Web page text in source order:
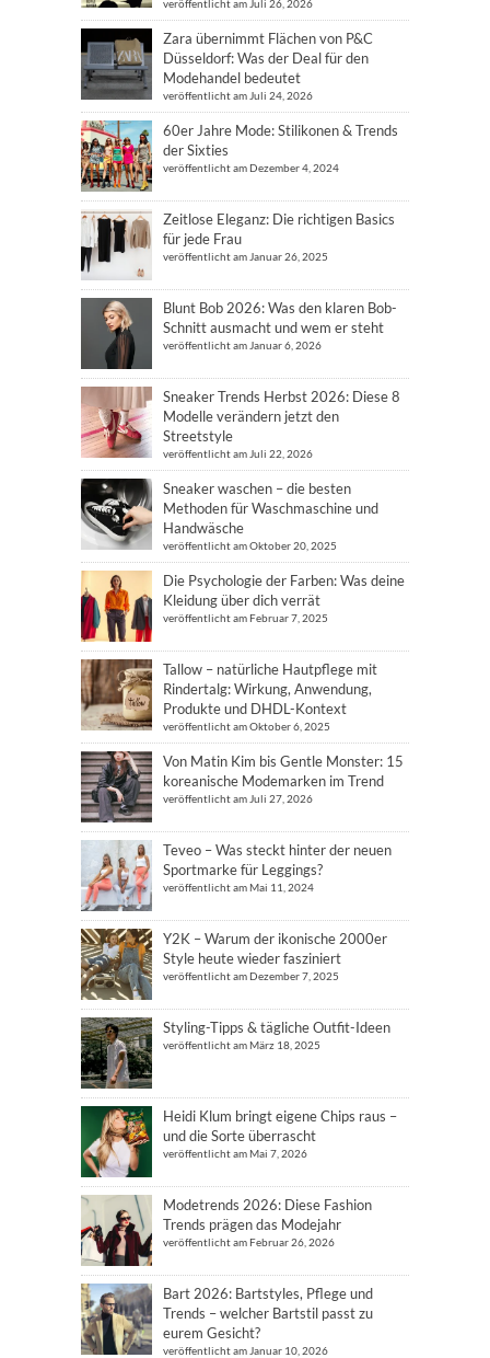
veröffentlicht am Juli 26, 2026
Zara übernimmt Flächen von P&C
Düsseldorf: Was der Deal für den
Modehandel bedeutet
veröffentlicht am Juli 24, 2026
60er Jahre Mode: Stilikonen & Trends
der Sixties
veröffentlicht am Dezember 4, 2024
Zeitlose Eleganz: Die richtigen Basics
für jede Frau
veröffentlicht am Januar 26, 2025
Blunt Bob 2026: Was den klaren Bob-
Schnitt ausmacht und wem er steht
veröffentlicht am Januar 6, 2026
Sneaker Trends Herbst 2026: Diese 8
Modelle verändern jetzt den
Streetstyle
veröffentlicht am Juli 22, 2026
Sneaker waschen – die besten
Methoden für Waschmaschine und
Handwäsche
veröffentlicht am Oktober 20, 2025
Die Psychologie der Farben: Was deine
Kleidung über dich verrät
veröffentlicht am Februar 7, 2025
Tallow – natürliche Hautpflege mit
Rindertalg: Wirkung, Anwendung,
Produkte und DHDL-Kontext
veröffentlicht am Oktober 6, 2025
Von Matin Kim bis Gentle Monster: 15
koreanische Modemarken im Trend
veröffentlicht am Juli 27, 2026
Teveo – Was steckt hinter der neuen
Sportmarke für Leggings?
veröffentlicht am Mai 11, 2024
Y2K – Warum der ikonische 2000er
Style heute wieder fasziniert
veröffentlicht am Dezember 7, 2025
Styling-Tipps & tägliche Outfit-Ideen
veröffentlicht am März 18, 2025
Heidi Klum bringt eigene Chips raus –
und die Sorte überrascht
veröffentlicht am Mai 7, 2026
Modetrends 2026: Diese Fashion
Trends prägen das Modejahr
veröffentlicht am Februar 26, 2026
Bart 2026: Bartstyles, Pflege und
Trends – welcher Bartstil passt zu
eurem Gesicht?
veröffentlicht am Januar 10, 2026